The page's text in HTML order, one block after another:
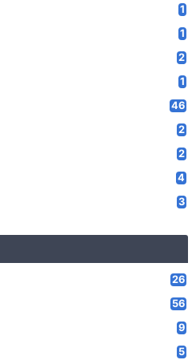
1
1
2
1
46
2
2
4
3
26
56
9
5